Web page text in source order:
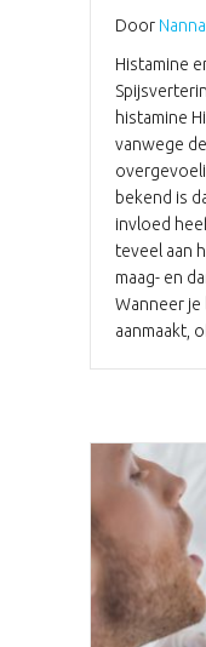
Door Nanna
Histamine
histamine
vanwege
bekend is
invloed
teveel aan
maag- en
Wanneer je
aanmaakt,